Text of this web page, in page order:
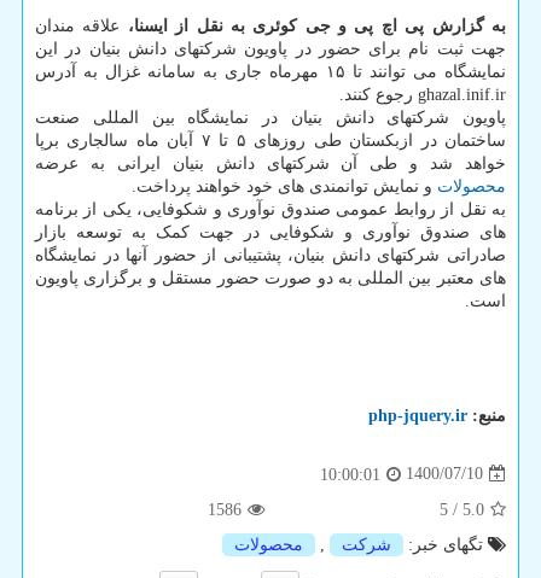
به گزارش پی اچ پی و جی کوئری به نقل از ایسنا، علاقه مندان
جهت ثبت نام برای حضور در پاویون شرکتهای دانش بنیان در این
نمایشگاه می توانند تا ۱۵ مهرماه جاری به سامانه غزال به آدرس
ghazal.inif.ir رجوع کنند.
پاویون شرکتهای دانش بنیان در نمایشگاه بین المللی صنعت
ساختمان در ازبکستان طی روزهای ۵ تا ۷ آبان ماه سالجاری برپا
خواهد شد و طی آن شرکتهای دانش بنیان ایرانی به عرضه
محصولات و نمایش توانمندی های خود خواهند پرداخت.
به نقل از روابط عمومی صندوق نوآوری و شکوفایی، یکی از برنامه
های صندوق نوآوری و شکوفایی در جهت کمک به توسعه بازار
صادراتی شرکتهای دانش بنیان، پشتیبانی از حضور آنها در نمایشگاه
های معتبر بین المللی به دو صورت حضور مستقل و برگزاری پاویون
است.
منبع: php-jquery.ir
1400/07/10
10:00:01
5.0
/
5
1586
تگهای خبر:
شركت محصولات